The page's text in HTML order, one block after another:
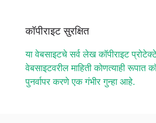
कॉपीराइट सुरक्षित
या वेबसाइटचे सर्व लेख कॉपीराइट
वेबसाइटवरील माहिती कोणत्याही रूपात
पुनर्वापर करणे एक गंभीर गुन्हा आहे.